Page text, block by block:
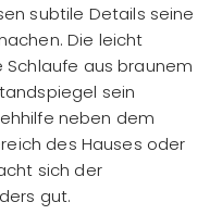
subtile Details seine
Die leicht
aus braunem
sein
neben dem
des Hauses oder
sich der
gut.